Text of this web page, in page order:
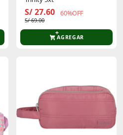
S/ 27.60 60%OFF
S/ 69.00
AGREGAR